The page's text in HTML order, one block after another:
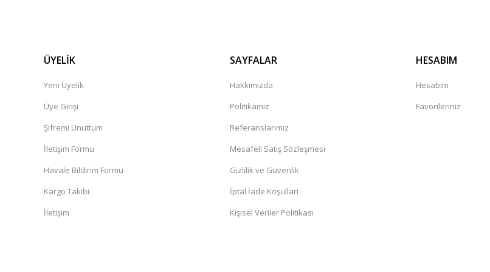
ÜYELİK
Yeni Üyelik
Üye Girişi
Şifremi Unuttum
İletişim Formu
Havale Bildirim Formu
Kargo Takibi
İletişim
SAYFALAR
Hakkımızda
Politikamız
Referanslarımız
Mesafeli Satış Sözleşmesi
Gizlilik ve Güvenlik
İptal İade Koşullari
Kişisel Veriler Politikası
HESABIM
Hesabım
Favorileriniz